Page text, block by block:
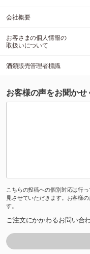
会社概要
お客さまの個人情報の
取扱いについて
酒類販売管理者標識
お客様の声をお聞かせ
こちらの投稿への個別対応は行
見させていただきます。お客様
す。
ご注文にかかわるお問い合